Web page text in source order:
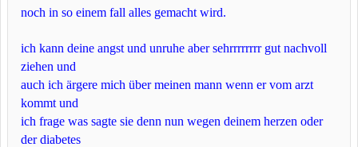
noch in so einem fall alles gemacht wird.
ich kann deine angst und unruhe aber sehrrrrrrrr gut nachvoll
ziehen und
auch ich ärgere mich über meinen mann wenn er vom arzt
kommt und
ich frage was sagte sie denn nun wegen deinem herzen oder
der diabetes